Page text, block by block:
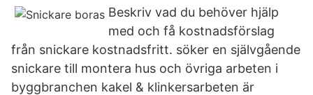
Beskriv vad du behöver hjälp
med och få kostnadsförslag
från snickare kostnadsfritt. söker en självgående
snickare till montera hus och övriga arbeten i
byggbranchen kakel & klinkersarbeten är